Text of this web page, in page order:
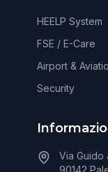
HEELP System
FSE / E-Care
Airport &
Security
Via Guido
90142